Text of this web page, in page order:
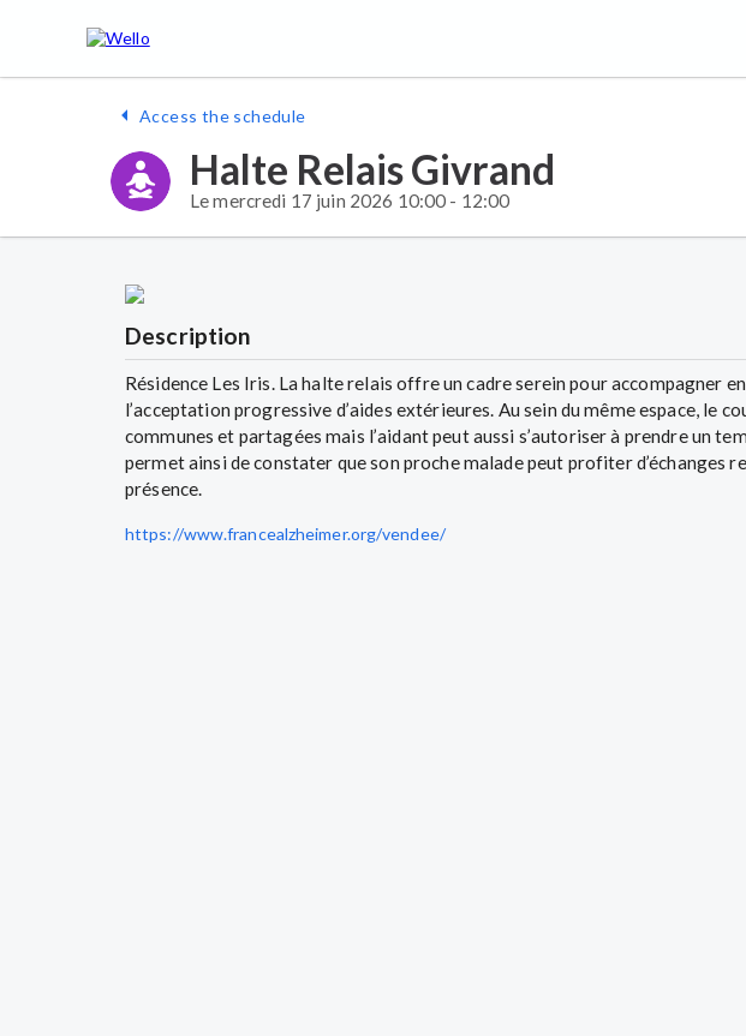
Access the schedule
Halte Relais Givrand
Le mercredi 17 juin 2026 10:00 - 12:00
Description
Résidence Les Iris. La halte relais offre un cadre serein pour accompagner
l’acceptation progressive d’aides extérieures. Au sein du même espace, le
communes et partagées mais l’aidant peut aussi s’autoriser à prendre un
permet ainsi de constater que son proche malade peut profiter d’échanges
présence.
https://www.francealzheimer.org/vendee/